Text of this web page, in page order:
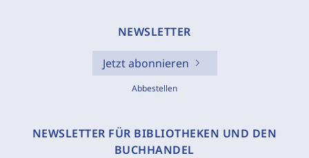
NEWSLETTER
Jetzt abonnieren
Abbestellen
NEWSLETTER FÜR BIBLIOTHEKEN UND DEN
BUCHHANDEL